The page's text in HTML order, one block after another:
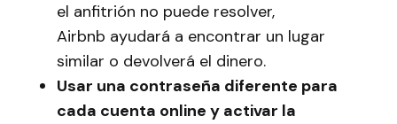
el anfitrión no puede resolver,
Airbnb ayudará a encontrar un lugar
similar o devolverá el dinero.
Usar una contraseña diferente para
cada cuenta online y activar la